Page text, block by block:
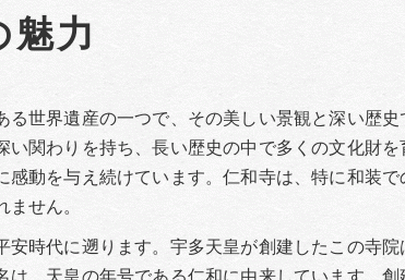
魅力
る世界遺産の一つで、その美しい景観と深い歴
い関わりを持ち、長い歴史の中で多くの文化財
感動を与え続けています。仁和寺は、特に和装
ません。
安時代に遡ります。宇多天皇が創建したこの寺
は、天皇の年号である仁和に由来しています。